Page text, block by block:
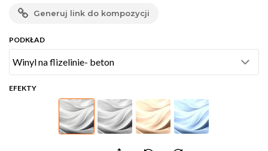
Generuj link do kompozycji
PODKŁAD
EFEKTY